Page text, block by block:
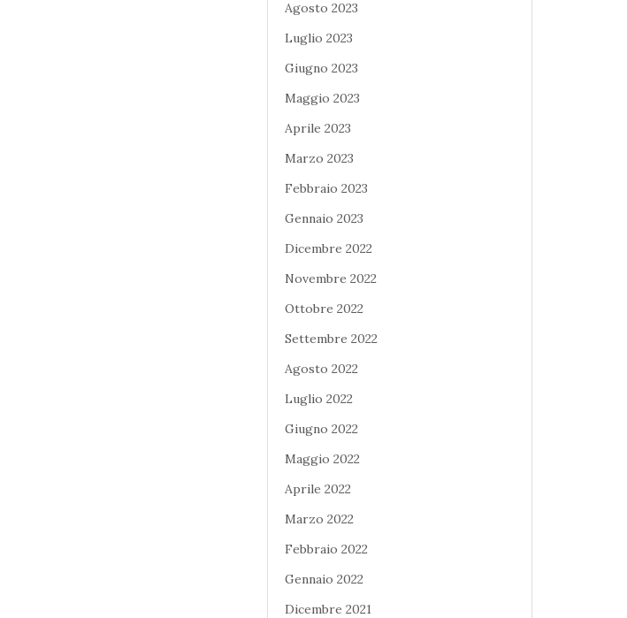
Agosto 2023
Luglio 2023
Giugno 2023
Maggio 2023
Aprile 2023
Marzo 2023
Febbraio 2023
Gennaio 2023
Dicembre 2022
Novembre 2022
Ottobre 2022
Settembre 2022
Agosto 2022
Luglio 2022
Giugno 2022
Maggio 2022
Aprile 2022
Marzo 2022
Febbraio 2022
Gennaio 2022
Dicembre 2021